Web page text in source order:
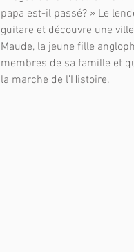
papa est-il passé? » Le
guitare et découvre une
Maude, la jeune fille
membres de sa famille et
la marche de l’Histoire.